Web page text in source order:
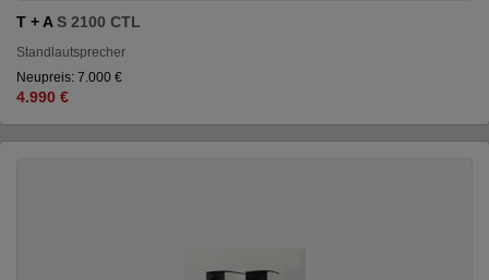
T + AS 2100 CTL
Standlautsprecher
Neupreis: 7.000 €
4.990 €